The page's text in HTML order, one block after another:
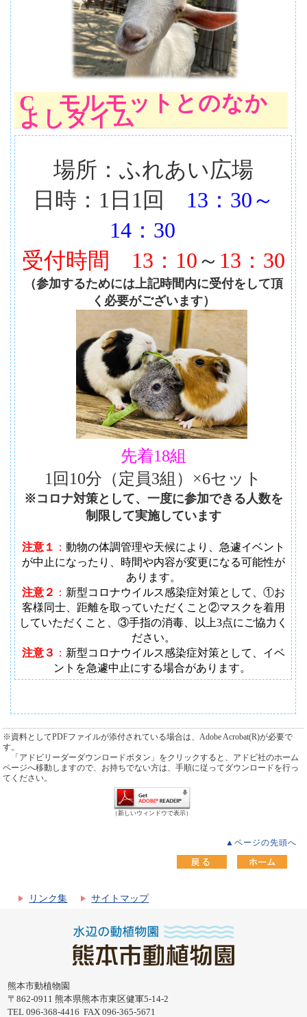
C モルモットとのなか
よしタイム
場所：ふれあい広場
日時：1日1回
13：30～
14：30
受付時間
13：10～ 13：30
（参加するためには上記時間内に受付をして頂
く必要がございます）
先着18組
1回10分（定員3組）×6セット
※コロナ対策として、一度に参加できる人数を
制限して実施しています
注意１ ： 動物の体調管理や天候により、急遽イベント
が中止になったり、時間や内容が変更になる可能性が
あります。
注意２ ： 新型コロナウイルス感染症対策として、①お
客様同士、距離を取っていただくこと②マスクを着用
していただくこと、③手指の消毒、以上3点にご協力く
ださい。
注意３ ： 新型コロナウイルス感染症対策として、イベ
ントを急遽中止にする場合があります。
※資料としてPDFファイルが添付されている場合は、Adobe Acrobat(R)が必要で
す。
「アドビリーダーダウンロードボタン」をクリックすると、アドビ社のホーム
ページへ移動しますので、お持ちでない方は、手順に従ってダウンロードを行っ
てください。
（新しいウィンドウで表示）
▲ページの先頭へ
リンク集 サイトマップ
熊本市動植物園
〒862-0911 熊本県熊本市東区健軍5-14-2
TEL 096-368-4416 FAX 096-365-5671